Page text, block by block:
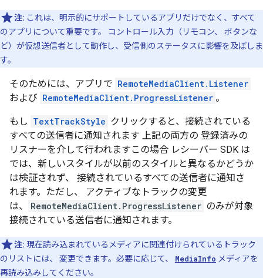
注: これは、明示的にサポートしているアプリだけでなく、すべて
のアプリについて重要です。 コントロール入力（リモコン、 ボタンな
ど）が仮想送信者として動作し、受信側のステータスに影響を及ぼしま
す。
そのためには、アプリで RemoteMediaClient.Listener
および RemoteMediaClient.ProgressListener 。
もし TextTrackStyle クリックすると、接続されている
すべての送信者に通知されます 上記の両方の 登録済みの
リスナーを介して行われますこの場合 レシーバー SDK は
では、新しいスタイルが以前のスタイルと異なるかどうか
は検証されず、 接続されているすべての送信者に通知さ
れます。ただし、 アクティブなトラックの変更
は、
RemoteMediaClient.ProgressListener のみが対象
接続されている送信者に通知されます。
注: 現在読み込まれているメディアに関連付けられているトラック
のリストには、 変更できます。必要に応じて、 MediaInfo メディアを
再読み込みしてください。